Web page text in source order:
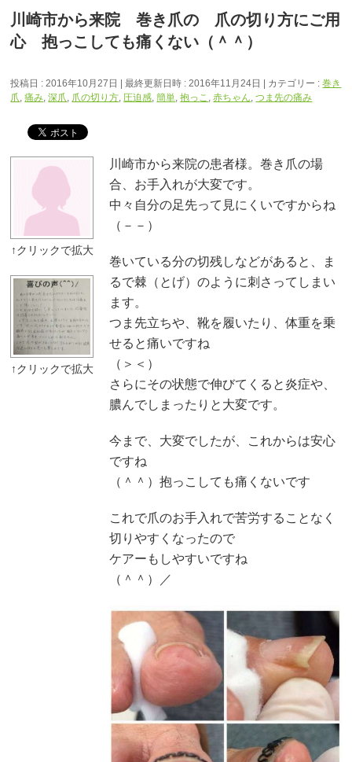
川崎市から来院 巻き爪の 爪の切り方にご用
心 抱っこしても痛くない（＾＾）
投稿日 : 2016年10月27日 最終更新日時 : 2016年11月24日 カテゴリー :巻き
爪,痛み,深爪, 爪の切り方,圧迫感,簡単,抱っこ ,赤ちゃん,つま先の痛み
川崎市から来院の患者様。巻き爪の場
合、お手入れが大変です。
中々自分の足先って見にくいですからね
（－－）
巻いている分の切残しなどがあると、ま
るで棘（とげ）のように刺さってしまい
ます。
つま先立ちや、靴を履いたり、体重を乗
せると痛いですね
（＞＜）
さらにその状態で伸びてくると炎症や、
膿んでしまったりと大変です。
今まで、大変でしたが、これからは安心
ですね
（＾＾）抱っこしても痛くないです
これで爪のお手入れで苦労することなく
切りやすくなったので
ケアーもしやすいですね
（＾＾）／